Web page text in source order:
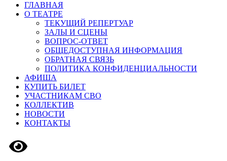
ГЛАВНАЯ
О ТЕАТРЕ
ТЕКУЩИЙ РЕПЕРТУАР
ЗАЛЫ И СЦЕНЫ
ВОПРОС-ОТВЕТ
ОБЩЕДОСТУПНАЯ ИНФОРМАЦИЯ
ОБРАТНАЯ СВЯЗЬ
ПОЛИТИКА КОНФИДЕНЦИАЛЬНОСТИ
АФИША
КУПИТЬ БИЛЕТ
УЧАСТНИКАМ СВО
КОЛЛЕКТИВ
НОВОСТИ
КОНТАКТЫ